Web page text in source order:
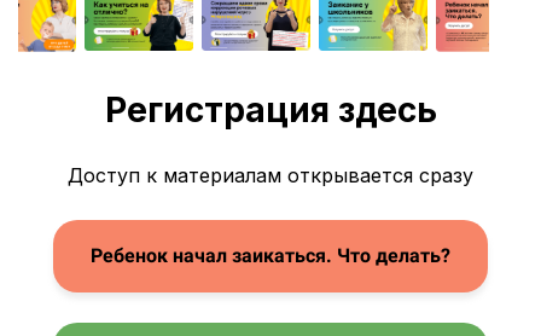
Регистрация здесь
Доступ к материалам открывается сразу
Ребенок начал заикаться. Что делать?